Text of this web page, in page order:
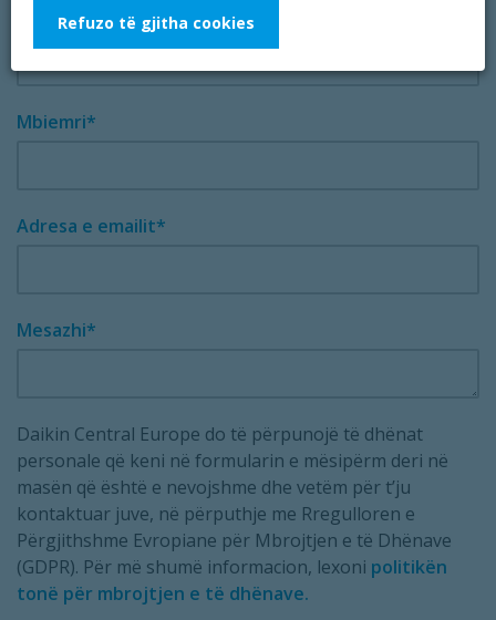
Mbiemri
Adresa e emailit
Mesazhi
Daikin Central Europe do të përpunojë të dhënat
personale që keni në formularin e mësipërm deri në
masën që është e nevojshme dhe vetëm për t’ju
kontaktuar juve, në përputhje me Rregulloren e
Përgjithshme Evropiane për Mbrojtjen e të Dhënave
(GDPR). Për më shumë informacion, lexoni politikën
tonë për mbrojtjen e të dhënave.
Refuzo të gjitha cookies